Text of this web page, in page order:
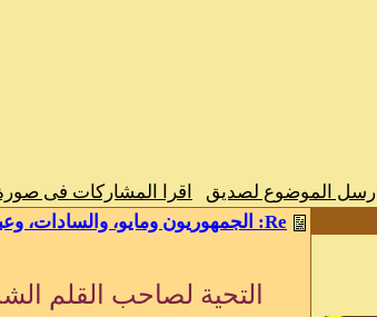
ارسل الموضوع لصديق اقرا المشاركات فى
Re: الجمهوريون ومايو، والسادات، وعبد الناصر.. / د. عمر القراي
التحية لصاحب القلم